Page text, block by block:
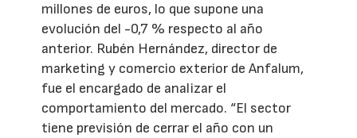
millones de euros, lo que supone una
evolución del -0,7 % respecto al año
anterior. Rubén Hernández, director de
marketing y comercio exterior de Anfalum,
fue el encargado de analizar el
comportamiento del mercado. “El sector
tiene previsión de cerrar el año con un